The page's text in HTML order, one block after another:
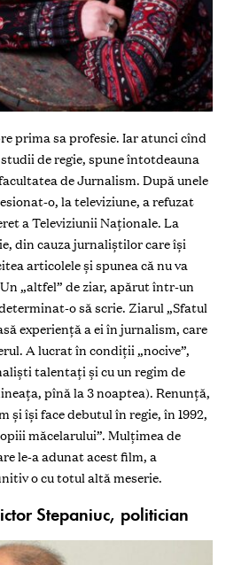
prima sa profesie. Iar atunci cînd
de regie, spune întotdeauna
de Jurnalism. După unele
o, la televiziune, a refuzat
a Televiziunii Naţionale. La
din cauza jurnaliştilor care îşi
articolele şi spunea că nu va
„altfel” de ziar, apărut într-un
o să scrie. Ziarul „Sfatul
experienţă a ei în jurnalism, care
A lucrat în condiţii „nocive”,
talentaţi şi cu un regim de
pînă la 3 noaptea). Renunţă,
şi îşi face debutul în regie, în 1992,
măcelarului”. Mulţimea de
le-a adunat acest film, a
o cu totul altă meserie.
Stepaniuc, politician